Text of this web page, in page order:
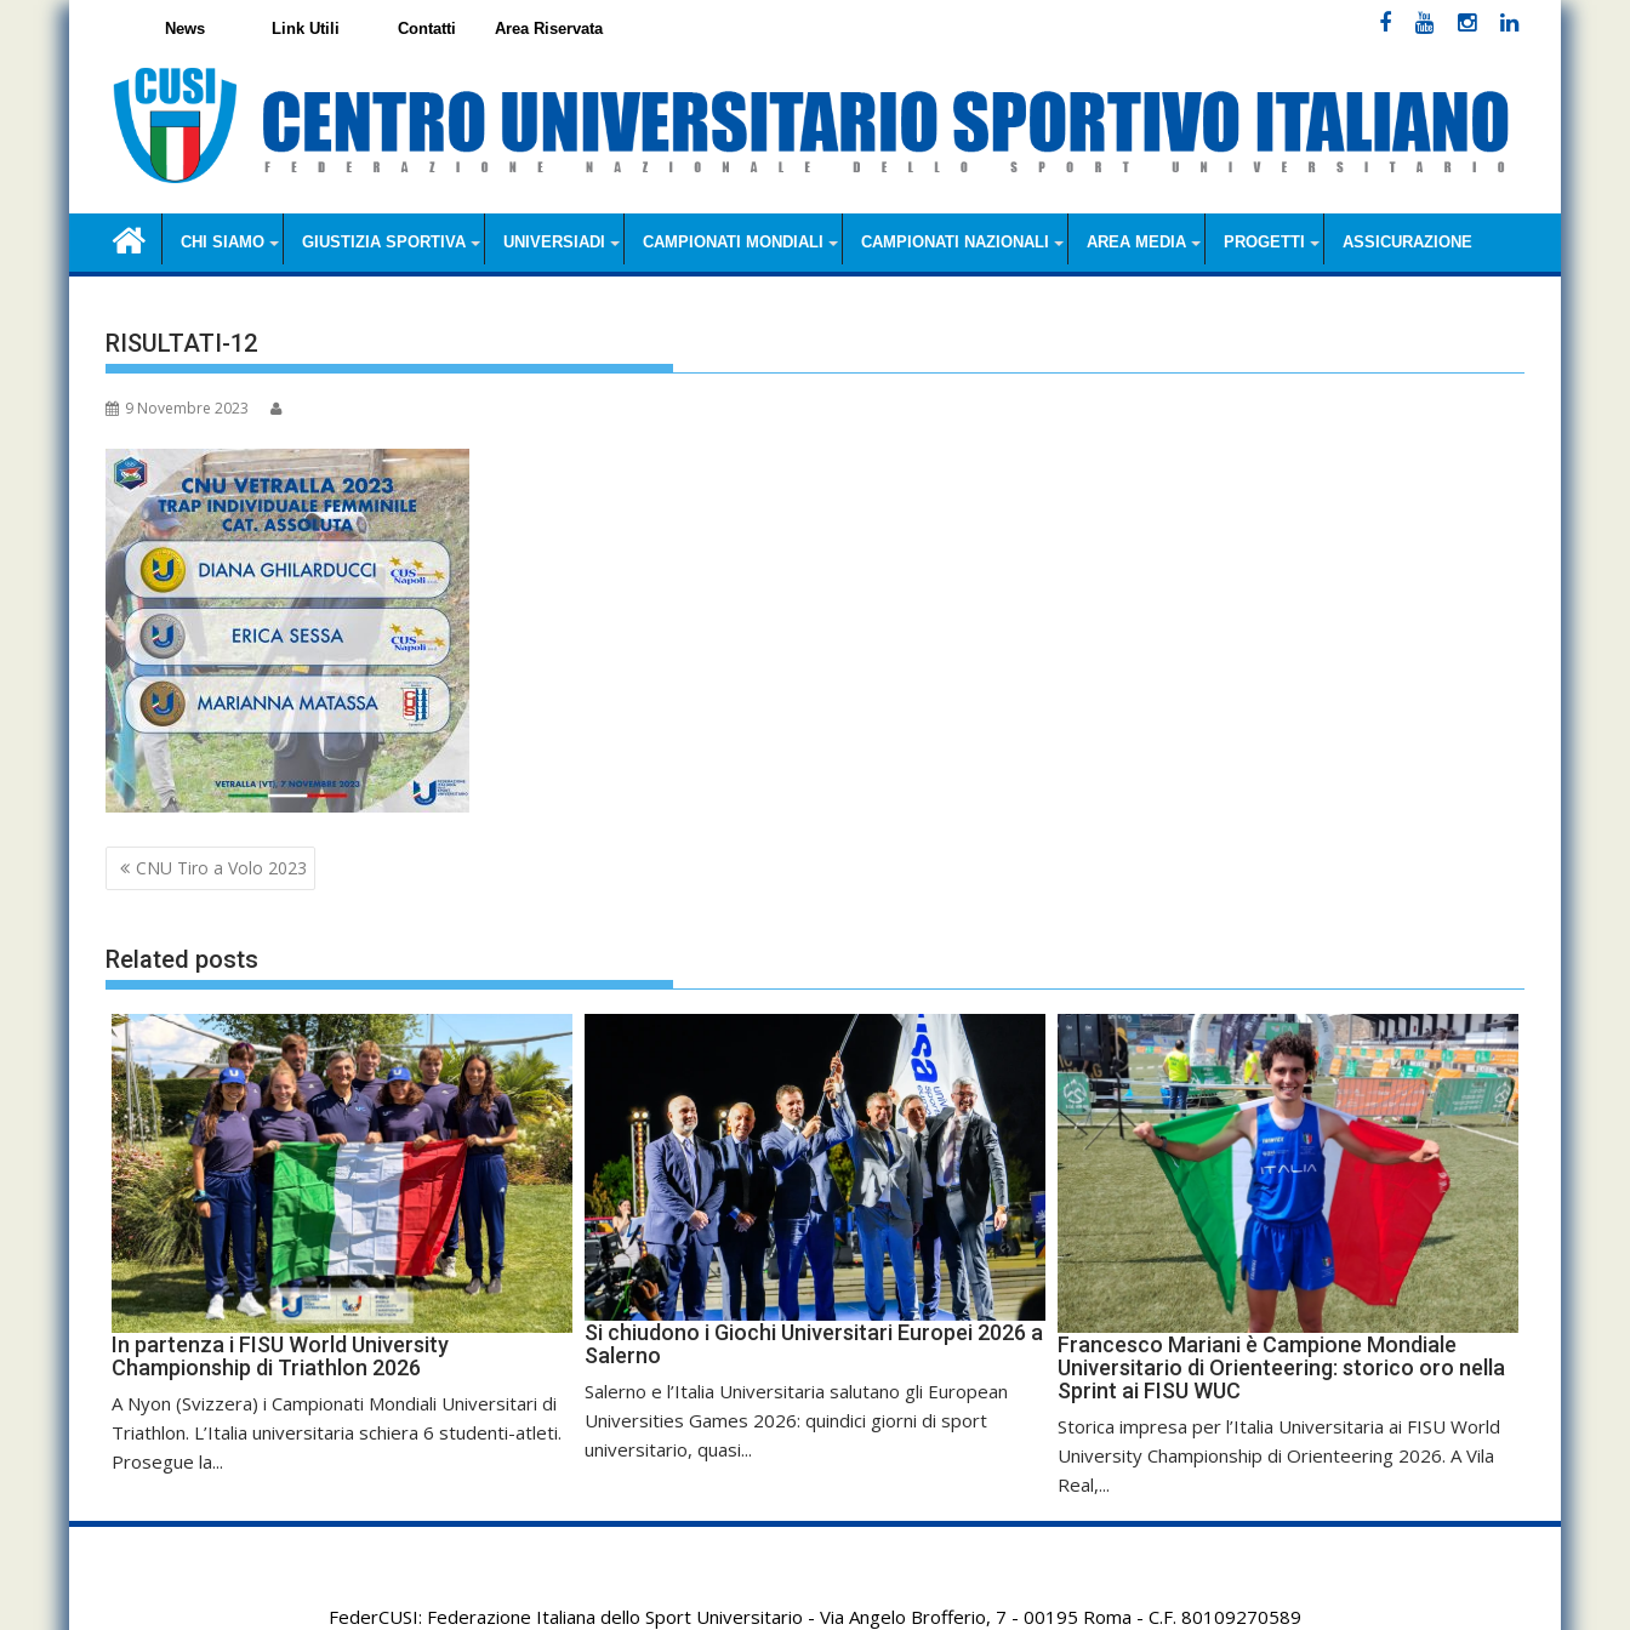
Skip
CHI SIAMO GIUSTIZIA SPORTIVA UNIVERSIADI CAMPIONATI MONDIALI CAMPIONATI NAZIONALI AREA MEDIA PROGETTI ASSICURAZIONE
News Link Utili Contatti Area Riservata
RISULTATI-12
9 Novembre 2023
Navigazione
articoli
CNU Tiro a Volo 2023
Related posts
In partenza i FISU World University
Championship di Triathlon 2026
A Nyon (Svizzera) i Campionati Mondiali Universitari di
Triathlon. L’Italia universitaria schiera 6 studenti-atleti.
Prosegue la...
Si chiudono i Giochi Universitari Europei 2026 a
Salerno
Salerno e l’Italia Universitaria salutano gli European
Universities Games 2026: quindici giorni di sport
universitario, quasi...
Francesco Mariani è Campione Mondiale
Universitario di Orienteering: storico oro nella
Sprint ai FISU WUC
Storica impresa per l’Italia Universitaria ai FISU World
University Championship di Orienteering 2026. A Vila
Real,...
FederCUSI: Federazione Italiana dello Sport Universitario - Via Angelo Brofferio, 7 - 00195 Roma - C.F. 80109270589